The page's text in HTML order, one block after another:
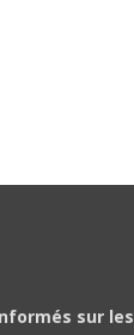
sur les